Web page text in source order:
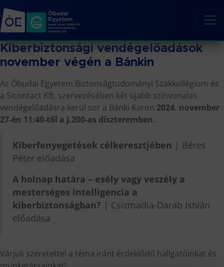
Kiberbiztonsági vendégelőadások
november végén a Bánkin
Az Óbudai Egyetem Biztonságtudományi Szakkollégium és
a Sicontact Kft. szervezésében két újabb színvonalas
vendégelőadásra kerül sor a Bánki Karon 2024. november
27-én 11:40-től a J.200-as díszteremben.
Kiberfenyegetések célkeresztjében | Béres
Péter előadása
A holnap határa – esély vagy veszély a
mesterséges intelligencia a
kiberbiztonságban? | Csizmadia-Darab István
előadása
Várjuk szeretettel a téma iránt érdeklődő hallgatóinkat és